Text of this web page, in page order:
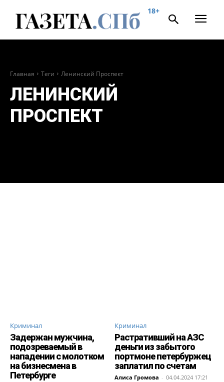
18+
Главная Теги Ленинский Проспект
ЛЕНИНСКИЙ
ПРОСПЕКТ
Криминал
Задержан мужчина,
подозреваемый в
нападении с молотком
на бизнесмена в
Петербурге
Криминал
Растративший на АЗС
деньги из забытого
портмоне петербуржец
заплатил по счетам
Алиса Громова - 04.04.2024 17:21